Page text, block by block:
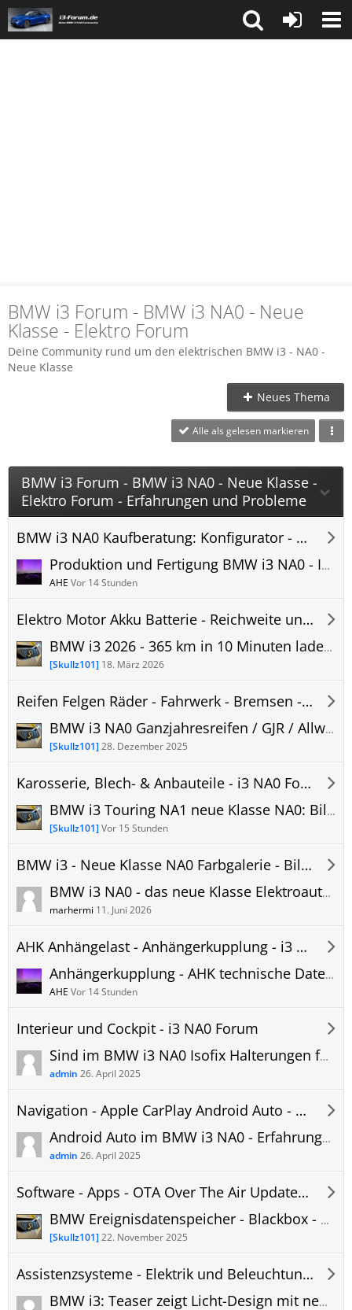
BMW i3 Forum - BMW i3 NA0 - Neue
Klasse - Elektro Forum
Deine Community rund um den elektrischen BMW i3 - NA0 -
Neue Klasse
Neues Thema
Alle als gelesen markieren
BMW i3 Forum - BMW i3 NA0 - Neue Klasse -
Elektro Forum - Erfahrungen und Probleme
BMW i3 NA0 Kaufberatung: Konfigurator - Preis - Lieferzeit - i3 NA0 Forum
Produktion und Fertigung BMW i3 NA0 - In welchem Land Werk wird er gebaut?
AHE Vor 14 Stunden
Elektro Motor Akku Batterie - Reichweite und Verbrauch - i3 NA0 Forum
BMW i3 2026 - 365 km in 10 Minuten laden – Review: Reichweite neue Klasse? Wie viel ist möglich?
[Skullz101] 18. März 2026
Reifen Felgen Räder - Fahrwerk - Bremsen - i3 NA0 Forum
BMW i3 NA0 Ganzjahresreifen / GJR / Allwetterreifen Erfahrungen und Bilder
[Skullz101] 28. Dezember 2025
Karosserie, Blech- & Anbauteile - i3 NA0 Forum
BMW i3 Touring NA1 neue Klasse NA0: Bilder, Reviews, technische Daten, uvm.
[Skullz101] Vor 15 Stunden
BMW i3 - Neue Klasse NA0 Farbgalerie - Bilder - neue Farben
BMW i3 NA0 - das neue Klasse Elektroauto in Le Castellet Blue
marhermi 11. Juni 2026
AHK Anhängelast - Anhängerkupplung - i3 NA0 Forum
Anhängerkupplung - AHK technische Daten BMW i3 NA0 - Anhängelast Stützlast usw.
AHE Vor 14 Stunden
Interieur und Cockpit - i3 NA0 Forum
Sind im BMW i3 NA0 Isofix Halterungen für Kindersitze vorhanden? Rückbank? Beifahrersitz?
admin 26. April 2025
Navigation - Apple CarPlay Android Auto - Hifi - Telefon - i3 NA0 Forum
Android Auto im BMW i3 NA0 - Erfahrungen, Probleme und Updates
admin 26. April 2025
Software - Apps - OTA Over The Air Updates - i3 NA0 Forum
BMW Ereignisdatenspeicher - Blackbox - EDR Event Data Recorder - Unfall Datenrekorder
[Skullz101] 22. November 2025
Assistenzsysteme - Elektrik und Beleuchtung - i3 NA0 Forum
BMW i3: Teaser zeigt Licht-Design mit neuer 2D-Niere, Premiere am 18. März